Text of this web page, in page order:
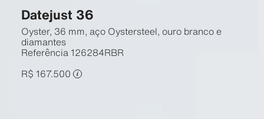
Datejust 36
Oyster, 36 mm, aço Oystersteel, ouro branco e
diamantes
Referência126284RBR
R$ 167.500